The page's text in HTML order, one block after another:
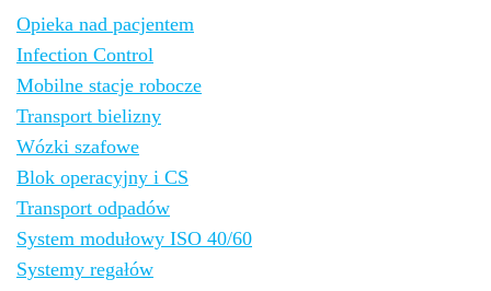
Opieka nad pacjentem
Infection Control
Mobilne stacje robocze
Transport bielizny
Wózki szafowe
Blok operacyjny i CS
Transport odpadów
System modułowy ISO 40/60
Systemy regałów